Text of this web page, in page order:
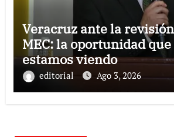
Veracruz ante la
MEC: la oportunidad que
estamos viendo
editorial Ago 3, 2026